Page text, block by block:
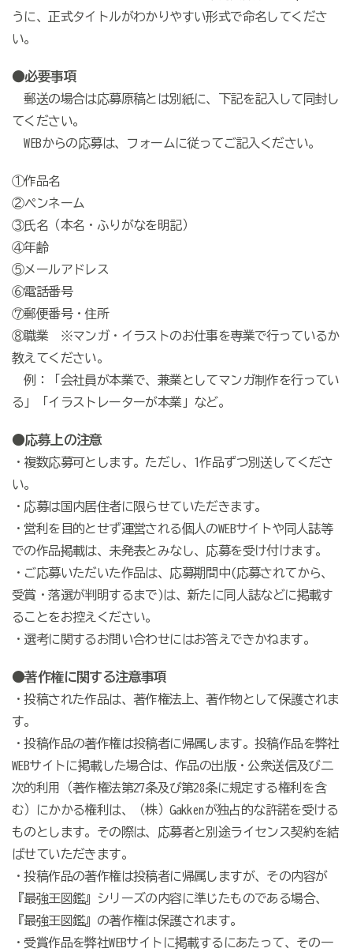
うに、正式タイトルがわかりやすい形式で命名してくださ
い。
●必要事項
郵送の場合は応募原稿とは別紙に、下記を記入して同封し
てください。
WEBからの応募は、フォームに従ってご記入ください。
①作品名
②ペンネーム
③氏名（本名・ふりがなを明記）
④年齢
⑤メールアドレス
⑥電話番号
⑦郵便番号・住所
⑧職業 ※マンガ・イラストのお仕事を専業で行っているか
教えてください。
例：「会社員が本業で、兼業としてマンガ制作を行ってい
る」「イラストレーターが本業」など。
●応募上の注意
・複数応募可とします。ただし、1作品ずつ別送してくださ
い。
・応募は国内居住者に限らせていただきます。
・営利を目的とせず運営される個人のWEBサイトや同人誌等
での作品掲載は、未発表とみなし、応募を受け付けます。
・ご応募いただいた作品は、応募期間中(応募されてから、
受賞・落選が判明するまで)は、新たに同人誌などに掲載す
ることをお控えください。
・選考に関するお問い合わせにはお答えできかねます。
●著作権に関する注意事項
・投稿された作品は、著作権法上、著作物として保護されま
す。
・投稿作品の著作権は投稿者に帰属します。投稿作品を弊社
WEBサイトに掲載した場合は、作品の出版・公衆送信及び二
次的利用（著作権法第27条及び第28条に規定する権利を含
む）にかかる権利は、（株）Gakkenが独占的な許諾を受ける
ものとします。その際は、応募者と別途ライセンス契約を結
ばせていただきます。
・投稿作品の著作権は投稿者に帰属しますが、その内容が
『最強王図鑑』シリーズの内容に準じたものである場合、
『最強王図鑑』の著作権は保護されます。
・受賞作品を弊社WEBサイトに掲載するにあたって、その一